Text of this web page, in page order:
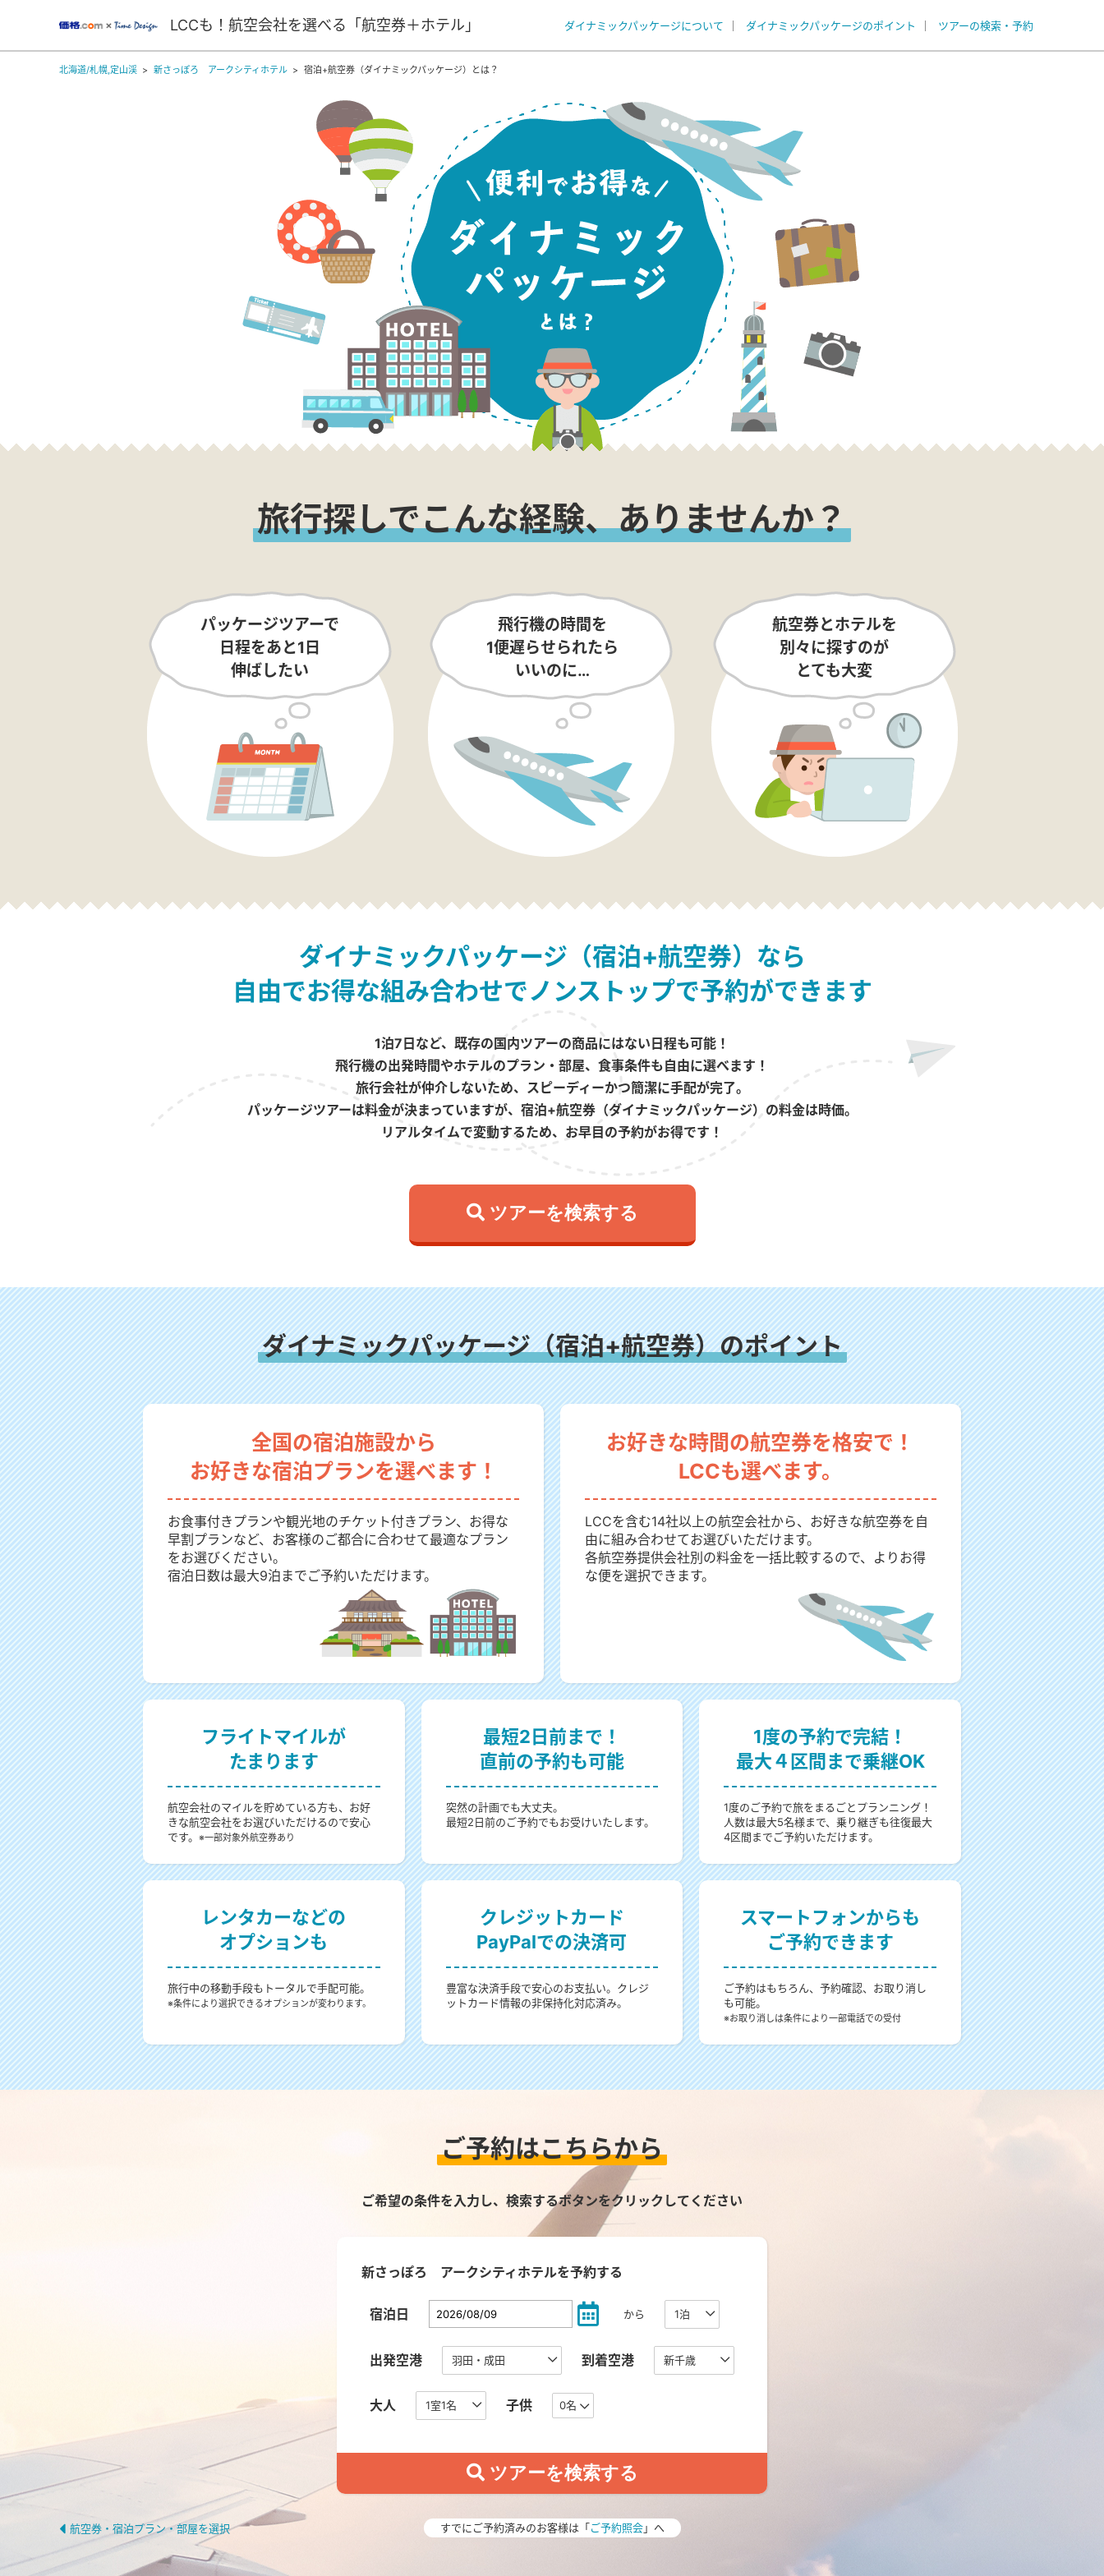
LCCも！航空会社を選べる「航空券＋ホテル」 ダイナミックパッケージについて ダイナミックパッケージのポイント ツアーの検索・予約
北海道/札幌,定山渓 新さっぽろ アークシティホテル 宿泊+航空券（ダイナミックパッケージ）とは？
旅行探しでこんな経験、ありませんか？
パッケージツアーで
日程をあと1日
伸ばしたい
飛行機の時間を
1便遅らせられたら
いいのに…
航空券とホテルを
別々に探すのが
とても大変
ダイナミックパッケージ（宿泊+航空券）なら
自由でお得な組み合わせでノンストップで予約ができます
1泊7日など、既存の国内ツアーの商品にはない日程も可能！
飛行機の出発時間やホテルのプラン・部屋、食事条件も自由に選べます！
旅行会社が仲介しないため、スピーディーかつ簡潔に手配が完了。
パッケージツアーは料金が決まっていますが、宿泊+航空券（ダイナミックパッケージ）の料金は時価。
リアルタイムで変動するため、お早目の予約がお得です！
 ツアーを検索する
ダイナミックパッケージ（宿泊+航空券）のポイント
全国の宿泊施設から
お好きな宿泊プランを選べます！
お食事付きプランや観光地のチケット付きプラン、お得な
早割プランなど、お客様のご都合に合わせて最適なプラン
をお選びください。
宿泊日数は最大9泊までご予約いただけます。
お好きな時間の航空券を格安で！
LCCも選べます。
LCCを含む14社以上の航空会社から、お好きな航空券を自
由に組み合わせてお選びいただけます。
各航空券提供会社別の料金を一括比較するので、よりお得
な便を選択できます。
フライトマイルが
たまります
航空会社のマイルを貯めている方も、お好
きな航空会社をお選びいただけるので安心
です。 ※一部対象外航空券あり
最短2日前まで！
直前の予約も可能
突然の計画でも大丈夫。
最短2日前のご予約でもお受けいたします。
1度の予約で完結！
最大４区間まで乗継OK
1度のご予約で旅をまるごとプランニング！
人数は最大5名様まで、乗り継ぎも往復最大
4区間までご予約いただけます。
レンタカーなどの
オプションも
旅行中の移動手段もトータルで手配可能。
※条件により選択できるオプションが変わります。
クレジットカード
PayPalでの決済可
豊富な決済手段で安心のお支払い。クレジ
ットカード情報の非保持化対応済み。
スマートフォンからも
ご予約できます
ご予約はもちろん、予約確認、お取り消し
も可能。
※お取り消しは条件により一部電話での受付
ご予約はこちらから
ご希望の条件を入力し、検索するボタンをクリックしてください
新さっぽろ アークシティホテルを予約する
宿泊日 から
出発空港 到着空港
大人 子供 0名
航空券・宿泊プラン・部屋を選択 すでにご予約済みのお客様は「ご予約照会」へ